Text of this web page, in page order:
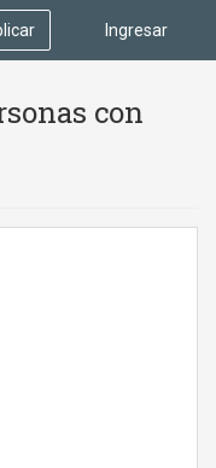
Ingresar
con